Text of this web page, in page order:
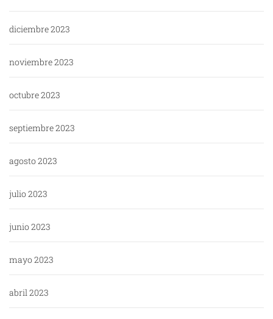
diciembre 2023
noviembre 2023
octubre 2023
septiembre 2023
agosto 2023
julio 2023
junio 2023
mayo 2023
abril 2023